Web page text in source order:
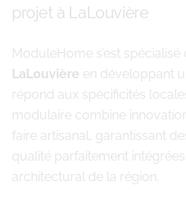
projet à LaLouvière
ModuleHome s’est spécialisé
LaLouvière en développant
répond aux spécificités
modulaire combine
faire artisanal, garantissant
qualité parfaitement
architectural de la région.